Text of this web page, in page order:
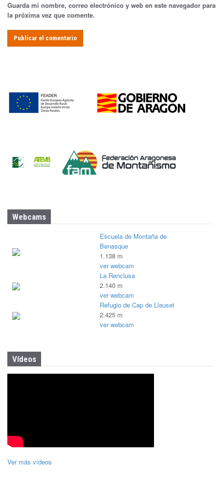
Guarda mi nombre, correo electrónico y web en este navegador para
la próxima vez que comente.
Webcams
Escuela de Montaña de
Benasque
1.138 m
ver webcam
La Renclusa
2.140 m
ver webcam
Refugio de Cap de Llauset
2.425 m
ver webcam
Vídeos
Ver más vídeos